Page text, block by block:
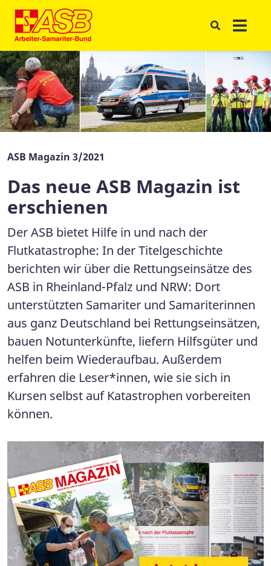
ASB Magazin 3/2021
Das neue ASB Magazin ist
erschienen
Der ASB bietet Hilfe in und nach der
Flutkatastrophe: In der Titelgeschichte
berichten wir über die Rettungseinsätze des
ASB in Rheinland-Pfalz und NRW: Dort
unterstützten Samariter und Samariterinnen
aus ganz Deutschland bei Rettungseinsätzen,
bauen Notunterkünfte, liefern Hilfsgüter und
helfen beim Wiederaufbau. Außerdem
erfahren die Leser*innen, wie sie sich in
Kursen selbst auf Katastrophen vorbereiten
können.